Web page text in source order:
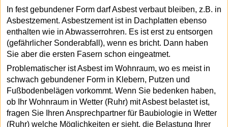
In fest gebundener Form darf Asbest verbaut bleiben, z.B. in
Asbestzement. Asbestzement ist in Dachplatten ebenso
enthalten wie in Abwasserrohren. Es ist erst zu entsorgen
(gefährlicher Sonderabfall), wenn es bricht. Dann haben
Sie aber die ersten Fasern schon eingeatmet.
Problematischer ist Asbest im Wohnraum, wo es meist in
schwach gebundener Form in Klebern, Putzen und
Fußbodenbelägen vorkommt. Wenn Sie bedenken haben,
ob Ihr Wohnraum in Wetter (Ruhr) mit Asbest belastet ist,
fragen Sie Ihren Ansprechpartner für Baubiologie in Wetter
(Ruhr) welche Möglichkeiten er sieht, die Belastung Ihrer